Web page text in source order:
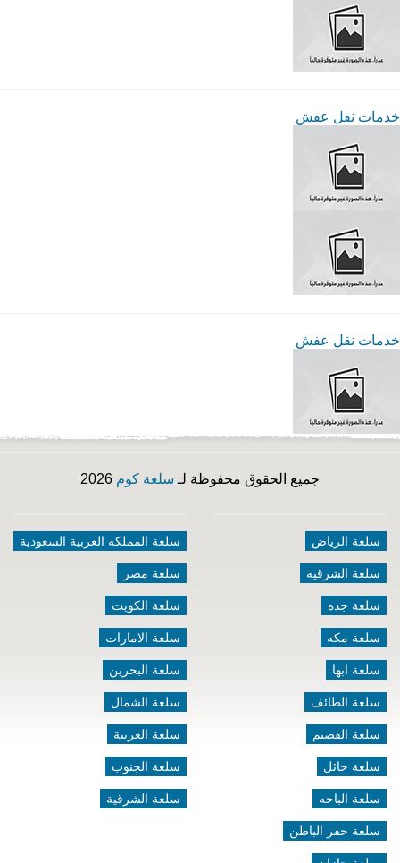
خدمات نقل عفش
خدمات نقل عفش
جميع الحقوق محفوظة لـ سلعة كوم
سلعة الرياض
سلعة الشرقيه
سلعة جده
سلعة مكه
سلعة ابها
سلعة الطائف
سلعة القصيم
سلعة حائل
سلعة الباحه
سلعة حفر الباطن
سلعة المملكه العربية السعودية
سلعة مصر
سلعة الكويت
سلعة الامارات
سلعة البحرين
سلعة الشمال
سلعة الغربية
سلعة الجنوب
سلعة الشرقية